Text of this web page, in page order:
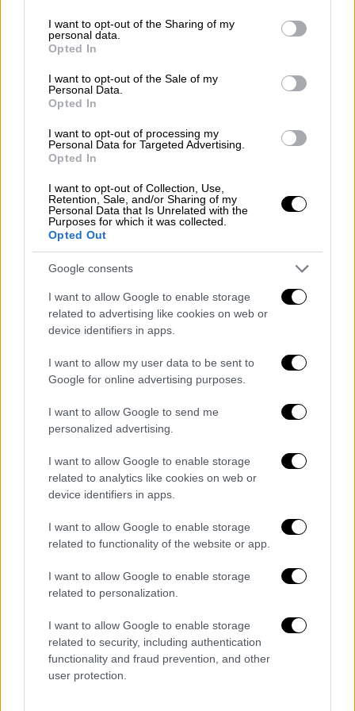
not limited to your visit or usage behaviour. You may click to
grant or deny consent to Google and its third-party tags to
use your data for below specified purposes in below Google
consent section.
I want to opt-out of the Sharing of my
personal data.
Opted In
I want to opt-out of the Sale of my
Personal Data.
Opted In
I want to opt-out of processing my
Personal Data for Targeted Advertising.
Opted In
I want to opt-out of Collection, Use,
Retention, Sale, and/or Sharing of my
Personal Data that Is Unrelated with the
Purposes for which it was collected.
Opted Out
Google consents
I want to allow Google to enable storage
related to advertising like cookies on web or
device identifiers in apps.
I want to allow my user data to be sent to
Google for online advertising purposes.
I want to allow Google to send me
personalized advertising.
I want to allow Google to enable storage
related to analytics like cookies on web or
device identifiers in apps.
I want to allow Google to enable storage
related to functionality of the website or app.
I want to allow Google to enable storage
related to personalization.
I want to allow Google to enable storage
related to security, including authentication
functionality and fraud prevention, and other
user protection.
Τι ισχυρίστηκε η 50χρονη
50χρονημεταφέρθηκε εσπευσμένα σε
κοντινό νοσοκομείο σε κρίσιμη κατάσταση.
Ήταν σοβαρά αφυδατωμένη, δεν μπορούσε
να μιλήσει και πιθανότατα δεν είχε φάει εδώ
και αρκετές ημέρες, ανέφεραν οι
Lokmat
Times. Σύμφωνα με τοIndia TV,είπε στους
ερευνητές ότι ο πρώην σύζυγός της την είχε
δέσει στο δέντρο. Ισχυρίστηκε επίσης ότι
έμεινε 40 μέρες χωρίς φαγητό. Πλέον, την
υπόθεση χειρίζονται οιΑρχέςκαθώς έχουν
ξεκινήσει έρευνα για τον πρώην σύζυγο της
50χρονης ο οποίος αντιμετωπίζει
κατηγορίες απόπειρας δολοφονίας,
παράνομου περιορισμού και πράξεων που
θέτουν σε κίνδυνο τη ζωή ή την προσωπική
ασφάλεια άλλων.
Πως εντοπίστηκε
50χρονη γυναίκαεντοπίστηκε από έναν
βοσκό, αφού άκουσε δυνατούς θορύβους
έφτασε στο σημείο έσπασε την αλυσίδα. Η
γυναίκα μεταφέρθηκε εσπευσμένα σε κέντρο
πρωτοβάθμιας φροντίδας υγείας στο